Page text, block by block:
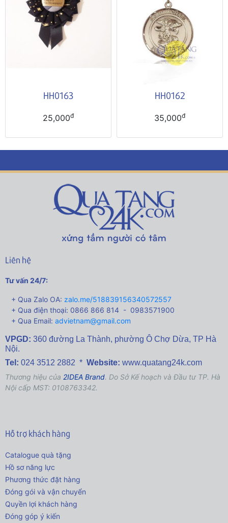
HH0163
25,000đ
HH0162
35,000đ
Liên hệ
Tư vấn 24/7:
+ Qua Zalo OA: zalo.me/518839156340572557
+ Qua điện thoại: 0866 866 814 - 0983571900
+ Qua Email: advietnam@gmail.com
VPGD: 360 đường La Thành, phường Ô Chợ Dừa, TP Hà
Nội.
Tel: 024 3512 2882 * Website: www.quatang24k.com
Thương hiệu của 2IDEA Brand. Do Sở Kế hoạch và Đầu tư TP. Hà
Nội cấp MST: 0108763342.
Hỗ trợ khách hàng
Catalogue quà tặng
Hồ sơ năng lực
Phương thức đặt hàng
Đóng gói và vận chuyển
Quyền lợi khách hàng
Đóng góp ý kiến